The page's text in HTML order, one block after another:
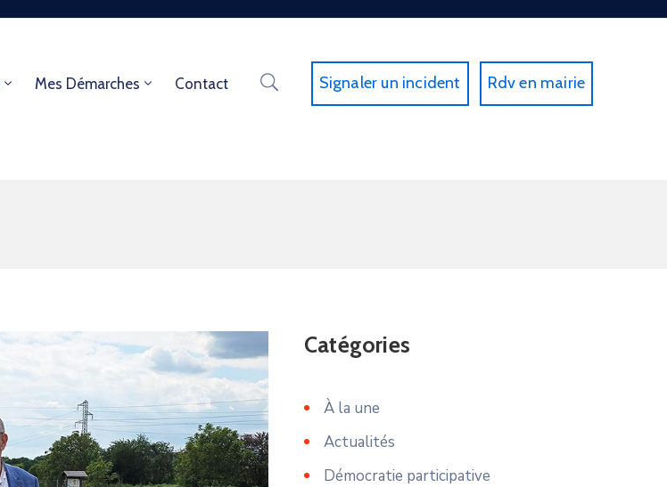
Mes Démarches Contact Signaler un incident Rdv en mairie
Catégories
À la une
Actualités
Démocratie participative